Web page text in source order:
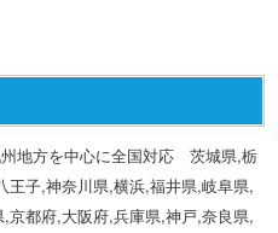
地方を中心に全国対応 茨城県,栃
子,神奈川県,横浜,福井県,岐阜県,
都府,大阪府,兵庫県,神戸,奈良県,